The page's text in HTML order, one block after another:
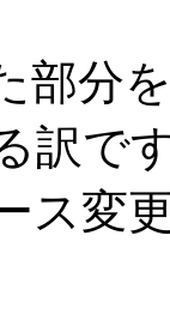
部分
訳で
ス変